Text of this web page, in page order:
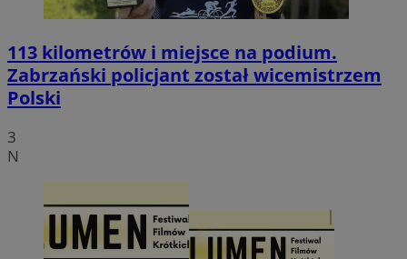
113 kilometrów i miejsce na podium.
Zabrzański policjant został wicemistrzem
Polski
3
N